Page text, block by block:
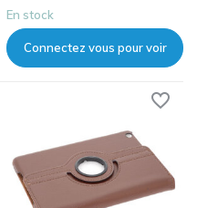
En stock
Connectez vous pour voir